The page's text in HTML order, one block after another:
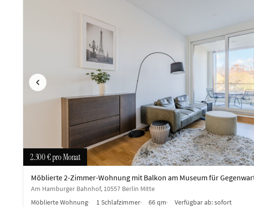
Vorherige
2.300 €pro Monat
Möblierte 2-Zimmer-Wohnung mit Balkon am Museum für
Am Hamburger Bahnhof, 10557 Berlin Mitte
Möblierte Wohnung
1 Schlafzimmer 66 qm Verfügbar ab:sofort